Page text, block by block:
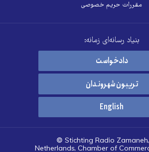
مقررات حریم خصوصی
بنیاد رسانه‌ای زمانه:
دادخواست
تریبون شهروندان
English
© Stichting Radio
Netherlands, Chamber of